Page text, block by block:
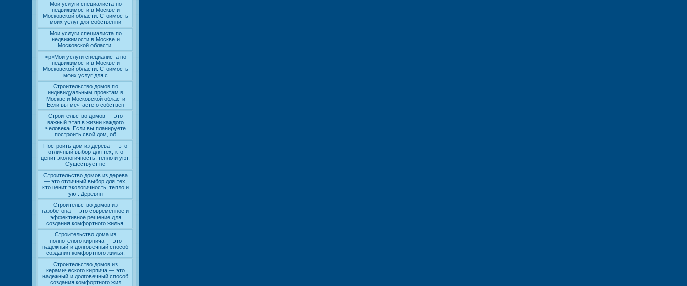
Мои услуги специалиста по
недвижимости в Москве и
Московской области. Стоимость
моих услуг для собственни
Мои услуги специалиста по
недвижимости в Москве и
Московской области.
<p>Мои услуги специалиста по
недвижимости в Москве и
Московской области. Стоимость
моих услуг для с
Строительство домов по
индивидуальным проектам в
Москве и Московской области
Если вы мечтаете о собствен
Строительство домов — это
важный этап в жизни каждого
человека. Если вы планируете
построить свой дом, об
Построить дом из дерева — это
отличный выбор для тех, кто
ценит экологичность, тепло и уют.
Существует не
Строительство домов из дерева
— это отличный выбор для тех,
кто ценит экологичность, тепло и
уют. Деревян
Строительство домов из
газобетона — это современное и
эффективное решение для
создания комфортного жилья.
Строительство дома из
полнотелого кирпича — это
надежный и долговечный способ
создания комфортного жилья.
Строительство домов из
керамического кирпича — это
надежный и долговечный способ
создания комфортного жил